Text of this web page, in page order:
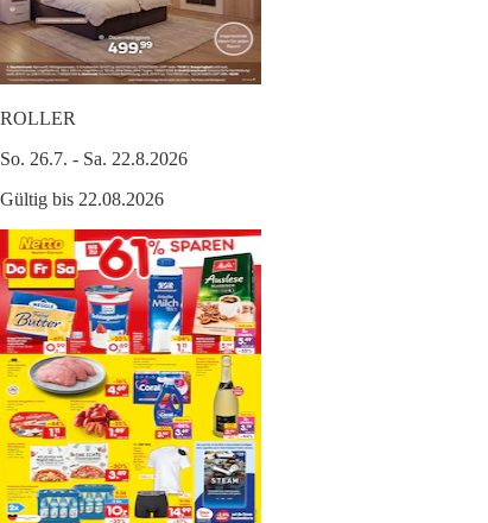
ROLLER
So. 26.7. - Sa. 22.8.2026
Gültig bis 22.08.2026